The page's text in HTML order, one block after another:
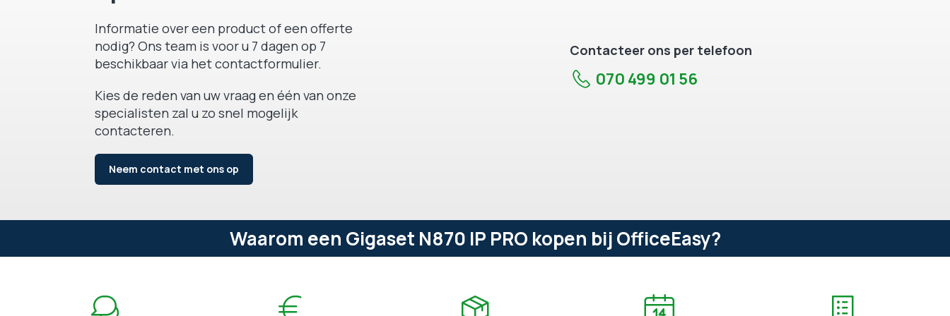
Informatie over een product of een offerte
nodig? Ons team is voor u 7 dagen op 7
beschikbaar via het contactformulier.
Kies de reden van uw vraag en één van onze
specialisten zal u zo snel mogelijk
contacteren.
Neem contact met ons op
Contacteer ons per telefoon
070 499 01 56
Waarom een Gigaset N870 IP PRO kopen bij OfficeEasy?